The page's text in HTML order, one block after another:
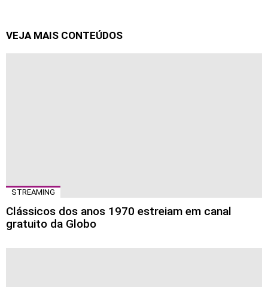
VEJA MAIS CONTEÚDOS
STREAMING
Clássicos dos anos 1970 estreiam em canal
gratuito da Globo